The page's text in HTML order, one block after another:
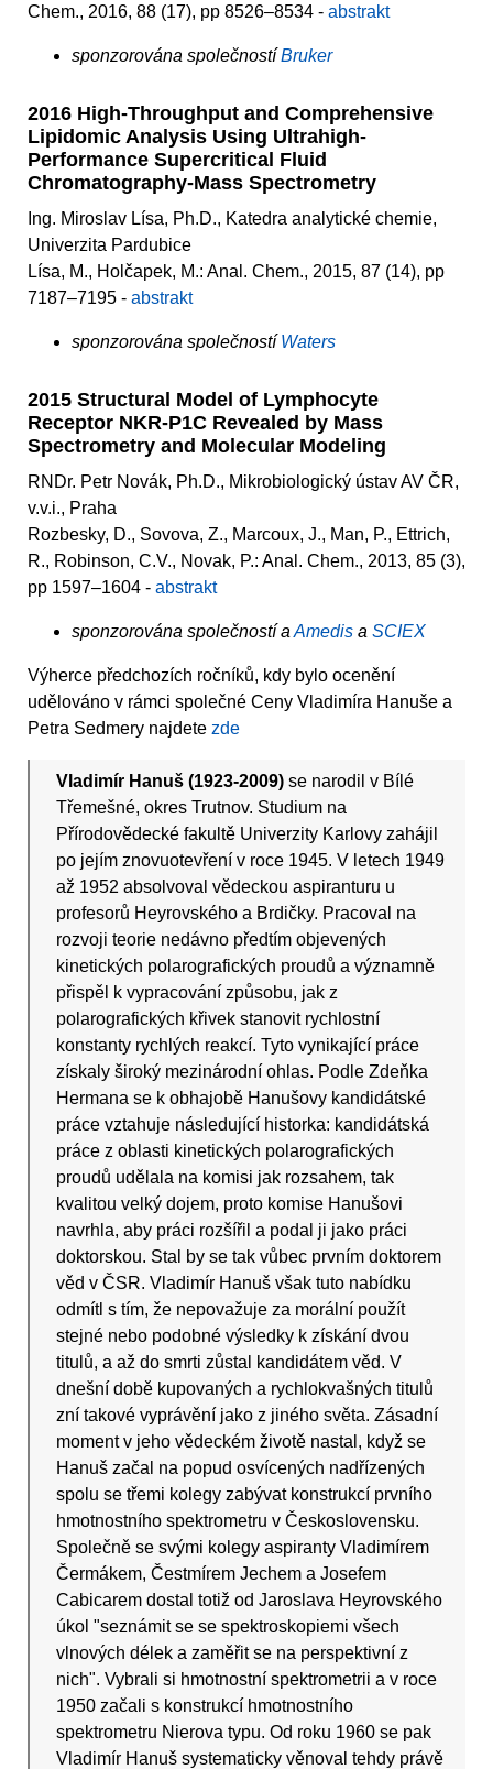
Chem., 2016, 88 (17), pp 8526–8534 - abstrakt
sponzorována společnostíBruker
2016 High-Throughput and Comprehensive
Lipidomic Analysis Using Ultrahigh-
Performance Supercritical Fluid
Chromatography-Mass Spectrometry
Ing. Miroslav Lísa, Ph.D., Katedra analytické chemie,
Univerzita Pardubice
Lísa, M., Holčapek, M.: Anal. Chem., 2015, 87 (14), pp
7187–7195 - abstrakt
sponzorována společností Waters
2015 Structural Model of Lymphocyte
Receptor NKR-P1C Revealed by Mass
Spectrometry and Molecular Modeling
RNDr. Petr Novák, Ph.D., Mikrobiologický ústav AV ČR,
v.v.i., Praha
Rozbesky, D., Sovova, Z., Marcoux, J., Man, P., Ettrich,
R., Robinson, C.V., Novak, P.: Anal. Chem., 2013, 85 (3),
pp 1597–1604 - abstrakt
sponzorována společností a Amedis a SCIEX
Výherce předchozích ročníků, kdy bylo ocenění
udělováno v rámci společné Ceny Vladimíra Hanuše a
Petra Sedmery najdete zde
Vladimír Hanuš (1923-2009) se narodil v Bílé
Třemešné, okres Trutnov. Studium na
Přírodovědecké fakultě Univerzity Karlovy zahájil
po jejím znovuotevření v roce 1945. V letech 1949
až 1952 absolvoval vědeckou aspiranturu u
profesorů Heyrovského a Brdičky. Pracoval na
rozvoji teorie nedávno předtím objevených
kinetických polarografických proudů a významně
přispěl k vypracování způsobu, jak z
polarografických křivek stanovit rychlostní
konstanty rychlých reakcí. Tyto vynikající práce
získaly široký mezinárodní ohlas. Podle Zdeňka
Hermana se k obhajobě Hanušovy kandidátské
práce vztahuje následující historka: kandidátská
práce z oblasti kinetických polarografických
proudů udělala na komisi jak rozsahem, tak
kvalitou velký dojem, proto komise Hanušovi
navrhla, aby práci rozšířil a podal ji jako práci
doktorskou. Stal by se tak vůbec prvním doktorem
věd v ČSR. Vladimír Hanuš však tuto nabídku
odmítl s tím, že nepovažuje za morální použít
stejné nebo podobné výsledky k získání dvou
titulů, a až do smrti zůstal kandidátem věd. V
dnešní době kupovaných a rychlokvašných titulů
zní takové vyprávění jako z jiného světa. Zásadní
moment v jeho vědeckém životě nastal, když se
Hanuš začal na popud osvícených nadřízených
spolu se třemi kolegy zabývat konstrukcí prvního
hmotnostního spektrometru v Československu.
Společně se svými kolegy aspiranty Vladimírem
Čermákem, Čestmírem Jechem a Josefem
Cabicarem dostal totiž od Jaroslava Heyrovského
úkol "seznámit se se spektroskopiemi všech
vlnových délek a zaměřit se na perspektivní z
nich". Vybrali si hmotnostní spektrometrii a v roce
1950 začali s konstrukcí hmotnostního
spektrometru Nierova typu. Od roku 1960 se pak
Vladimír Hanuš systematicky věnoval tehdy právě